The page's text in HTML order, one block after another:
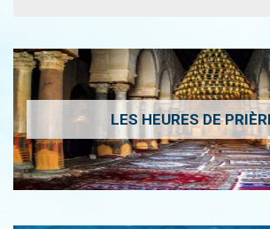
LES HEURES DE